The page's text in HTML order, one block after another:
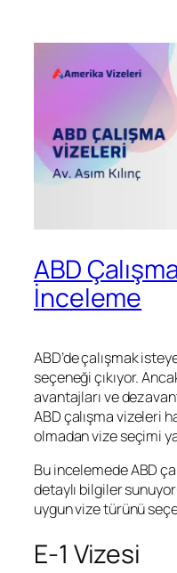
ABD
İnceleme
ABD’de çalışmak
seçeneği çıkıyor.
avantajları ve
ABD çalışma vizeleri
olmadan vize seçimi
Bu incelemede ABD
detaylı bilgiler
uygun vize türünü
E-1 Vizesi